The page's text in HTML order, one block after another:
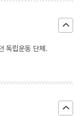
독립운동 단체.